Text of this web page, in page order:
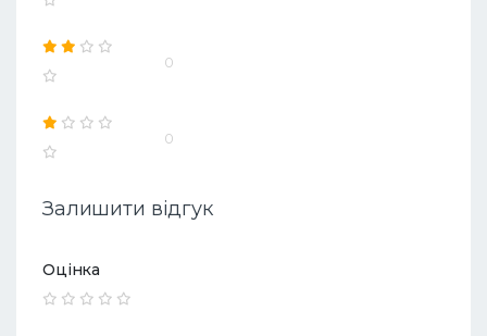
0
0
Залишити відгук
Оцінка